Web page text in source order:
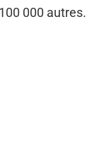
000 autres.